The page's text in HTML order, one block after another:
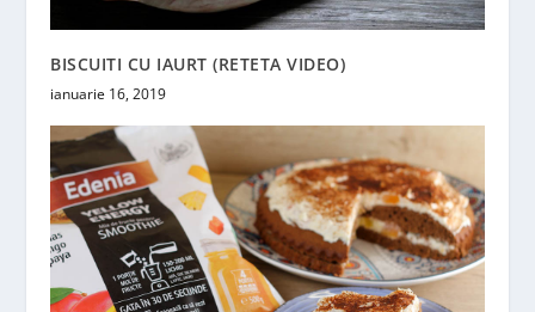
BISCUITI CU IAURT (RETETA VIDEO)
ianuarie 16, 2019